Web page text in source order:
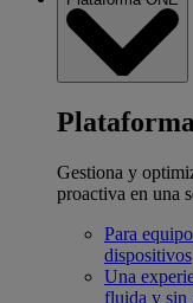
Gestiona y
proactiva en una
Para
dispositivos
Una
fluida y sin